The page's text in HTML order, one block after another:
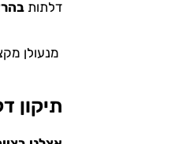
דלתות
מנעולן
תיקון